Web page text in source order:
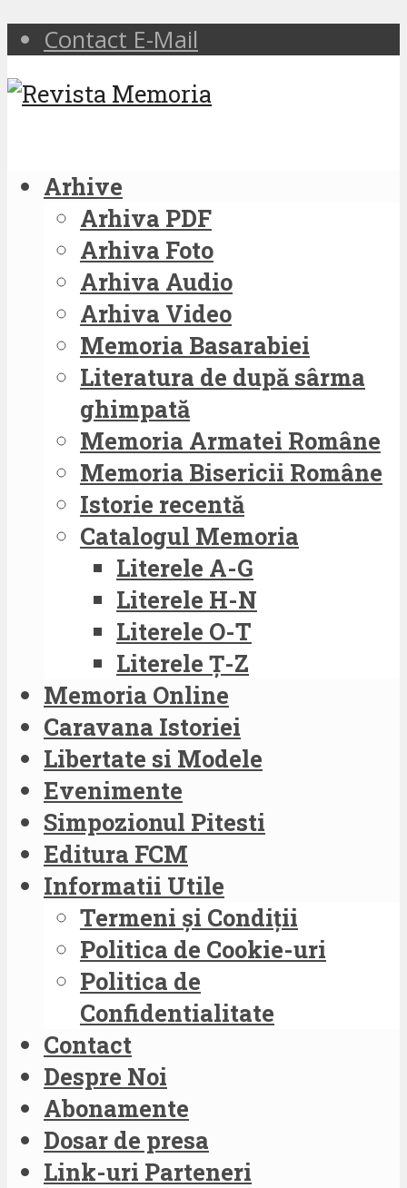
Contact E-Mail
Arhive
Arhiva PDF
Arhiva Foto
Arhiva Audio
Arhiva Video
Memoria Basarabiei
Literatura de după sârma
ghimpată
Memoria Armatei Române
Memoria Bisericii Române
Istorie recentă
Catalogul Memoria
Literele A-G
Literele H-N
Literele O-T
Literele Ț-Z
Memoria Online
Caravana Istoriei
Libertate si Modele
Evenimente
Simpozionul Pitesti
Editura FCM
Informatii Utile
Termeni și Condiții
Politica de Cookie-uri
Politica de
Confidentialitate
Contact
Despre Noi
Abonamente
Dosar de presa
Link-uri Parteneri